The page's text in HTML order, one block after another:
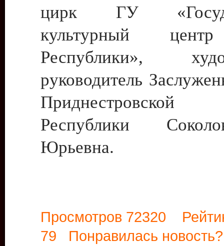
цирк ГУ
культурный
Республики»,
руководитель
Приднестровской
Республики
Юрьевна.
Просмотров 72320
79 Понравилась